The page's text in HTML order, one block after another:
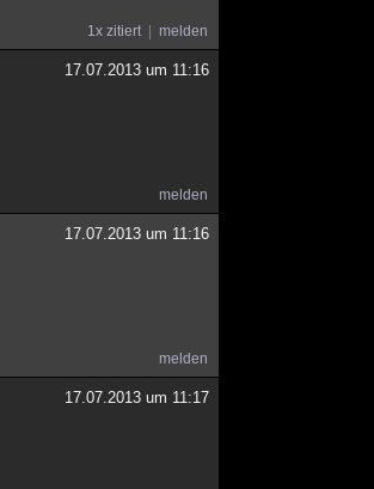
1x zitiert melden
17.07.2013 um 11:16
melden
17.07.2013 um 11:16
melden
17.07.2013 um 11:17